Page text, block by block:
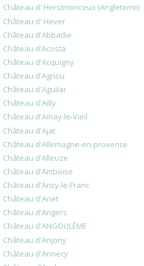
Château d' Herstmonceux (Angleterre)
Château d' Hever
Château d'Abbadie
Château d'Acosta
Château d'Acquigny
Château d'Agnou
Château d'Aguilar
Château d'Ailly
Château d'Ainay-le-Vieil
Château d'Ajat
Château d'Allemagne-en-provence
Château d'Alleuze
Château d'Amboise
Château d'Ancy-le-Franc
Château d'Anet
Château d'Angers
Château d'ANGOULÊME
Château d'Anjony
Château d'Annecy